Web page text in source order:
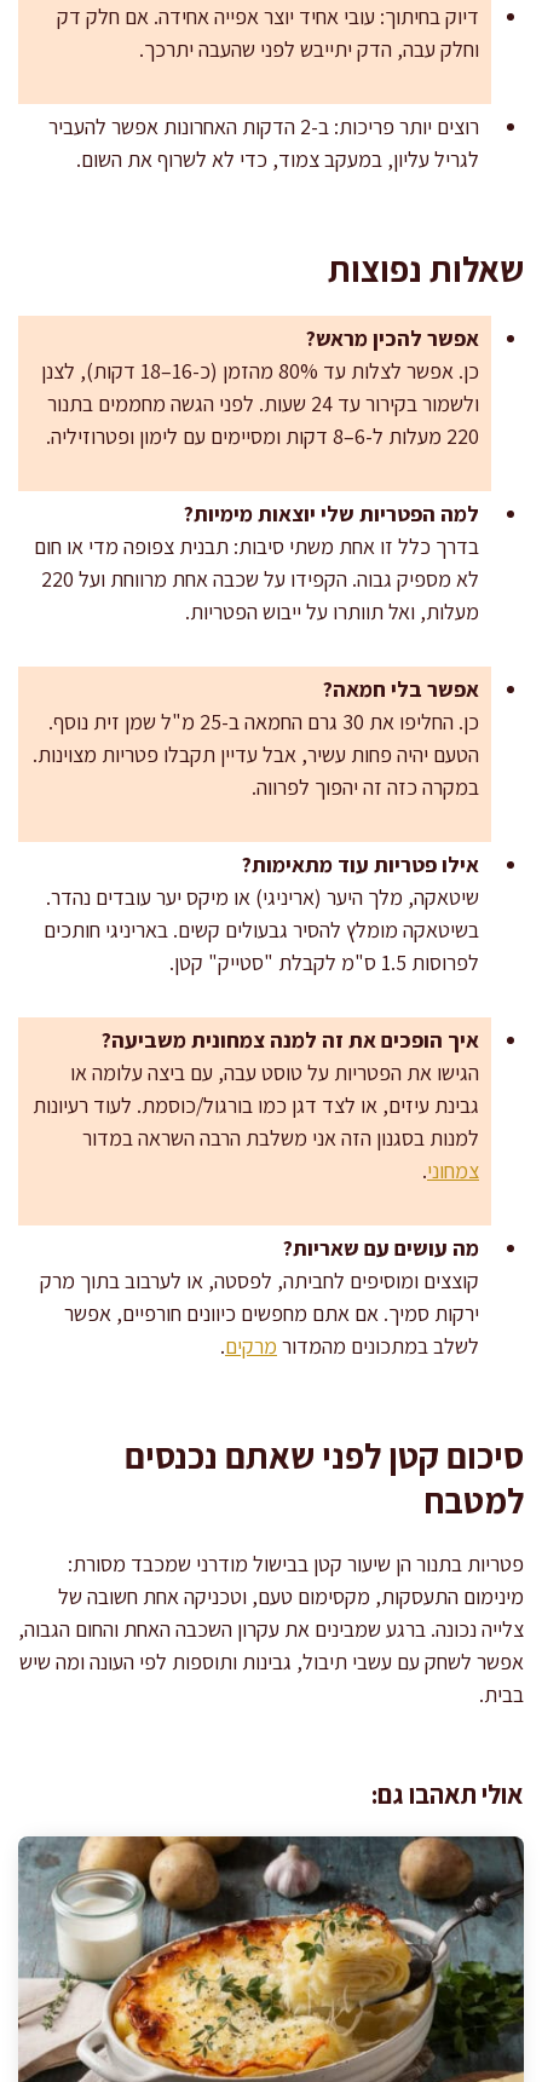
דיוק בחיתוך: עובי אחיד יוצר אפייה אחידה. אם חלק דק
וחלק עבה, הדק יתייבש לפני שהעבה יתרכך.
רוצים יותר פריכות: ב-2 הדקות האחרונות אפשר להעביר
לגריל עליון, במעקב צמוד, כדי לא לשרוף את השום.
שאלות נפוצות
אפשר להכין מראש?
כן. אפשר לצלות עד 80% מהזמן (כ-16–18 דקות), לצנן
ולשמור בקירור עד 24 שעות. לפני הגשה מחממים בתנור
220 מעלות ל-6–8 דקות ומסיימים עם לימון ופטרוזיליה.
למה הפטריות שלי יוצאות מימיות?
בדרך כלל זו אחת משתי סיבות: תבנית צפופה מדי או חום
לא מספיק גבוה. הקפידו על שכבה אחת מרווחת ועל 220
מעלות, ואל תוותרו על ייבוש הפטריות.
אפשר בלי חמאה?
כן. החליפו את 30 גרם החמאה ב-25 מ"ל שמן זית נוסף.
הטעם יהיה פחות עשיר, אבל עדיין תקבלו פטריות מצוינות.
במקרה כזה זה יהפוך לפרווה.
אילו פטריות עוד מתאימות?
שיטאקה, מלך היער (אריניגי) או מיקס יער עובדים נהדר.
בשיטאקה מומלץ להסיר גבעולים קשים. באריניגי חותכים
לפרוסות 1.5 ס"מ לקבלת "סטייק" קטן.
איך הופכים את זה למנה צמחונית משביעה?
הגישו את הפטריות על טוסט עבה, עם ביצה עלומה או
גבינת עיזים, או לצד דגן כמו בורגול/כוסמת. לעוד רעיונות
למנות בסגנון הזה אני משלבת הרבה השראה במדור
צמחוני.
מה עושים עם שאריות?
קוצצים ומוסיפים לחביתה, לפסטה, או לערבוב בתוך מרק
ירקות סמיך. אם אתם מחפשים כיוונים חורפיים, אפשר
לשלב במתכונים מהמדור מרקים.
סיכום קטן לפני שאתם נכנסים
למטבח
פטריות בתנור הן שיעור קטן בבישול מודרני שמכבד מסורת:
מינימום התעסקות, מקסימום טעם, וטכניקה אחת חשובה של
צלייה נכונה. ברגע שמבינים את עקרון השכבה האחת והחום הגבוה,
אפשר לשחק עם עשבי תיבול, גבינות ותוספות לפי העונה ומה שיש
בבית.
אולי תאהבו גם: